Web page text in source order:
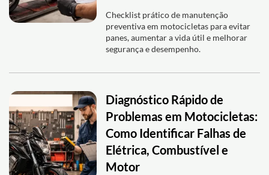
Checklist prático de manutenção
preventiva em motocicletas para evitar
panes, aumentar a vida útil e melhorar
segurança e desempenho.
Diagnóstico Rápido de
Problemas em Motocicletas:
Como Identificar Falhas de
Elétrica, Combustível e
Motor